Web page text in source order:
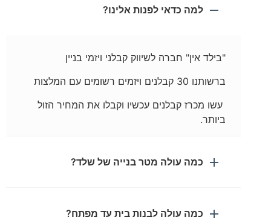
למה כדאי לפנות אלינו?
"בילד אין" חברה לשיווק קבלני ויזמי בניין
ברשותנו 30 קבלנים ויזמים רשומים עם המלצות
עשו מכרז קבלנים עכשיו וקבלו את המחיר הזול
ביותר.
כמה עולה מטר בנייה של שלד?
כמה עולה לבנות בית עד מפתח?